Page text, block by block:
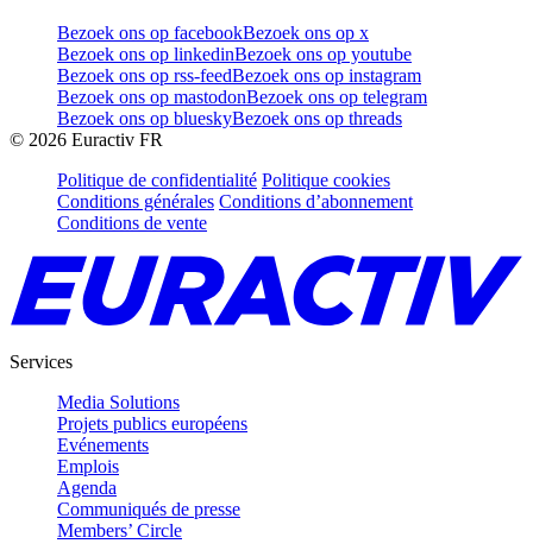
Bezoek ons op facebookBezoek ons op x
Bezoek ons op linkedinBezoek ons op youtube
Bezoek ons op rss-feedBezoek ons op instagram
Bezoek ons op mastodonBezoek ons op telegram
Bezoek ons op blueskyBezoek ons op threads
© 2026 Euractiv FR
Politique de confidentialité Politique cookies
Conditions générales Conditions d’abonnement
Conditions de vente
Services
Media Solutions
Projets publics européens
Evénements
Emplois
Agenda
Communiqués de presse
Members’ Circle